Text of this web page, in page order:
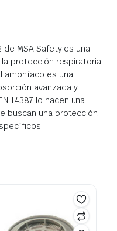
de MSA Safety es una
protección respiratoria
amoníaco es una
avanzada y
14387 lo hacen una
buscan una protección